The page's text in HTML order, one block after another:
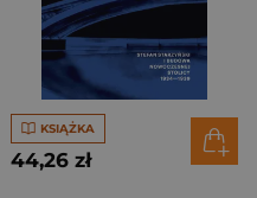
KSIĄŻKA
44,26 zł